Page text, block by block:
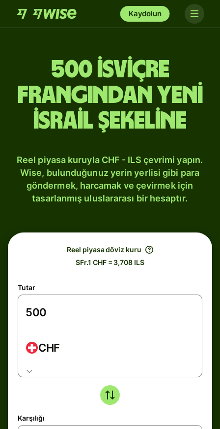
Kaydolun
500 İsviçre
frangından Yeni
İsrail şekeline
Reel piyasa kuruyla CHF - ILS çevrimi yapın.
Wise, bulunduğunuz yerin yerlisi gibi para
göndermek, harcamak ve çevirmek için
tasarlanmış uluslararası bir hesaptır.
Reel piyasa döviz kuru
SFr.1 CHF = 3,708 ILS
Tutar
CHF
Karşılığı